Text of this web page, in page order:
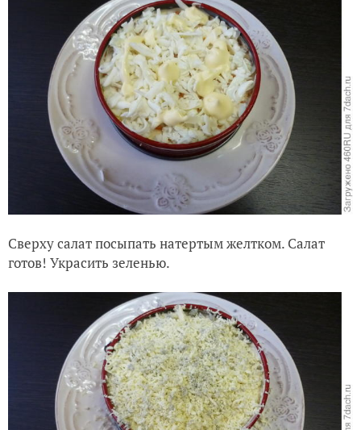
Сверху салат посыпать натертым желтком. Салат
готов! Украсить зеленью.